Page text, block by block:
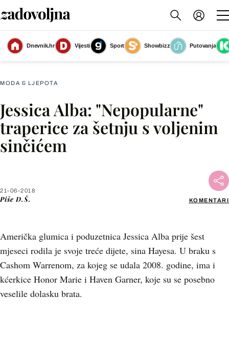
Dnevnik.hr Vijesti Sport Showbizz
Putovanja
Jessica Alba(Foto: Profimedia)
MODA & LJEPOTA
Jessica Alba: "Nepopularne"
traperice za šetnju s voljenim
sinčićem
21-06-2018
Piše D.Š. KOMENTARI
Američka glumica i poduzetnica Jessica Alba prije šest
mjeseci rodila je svoje treće dijete, sina Hayesa. U braku s
Cashom Warrenom, za kojeg se udala 2008. godine, ima i
kćerkice Honor Marie i Haven Garner, koje su se posebno
veselile dolasku brata.
Facebook
X